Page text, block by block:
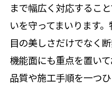
まで幅広く対応するこ
いを守ってまいります
目の美しさだけでなく
機能面にも重点を置い
品質や施工手順を一つ